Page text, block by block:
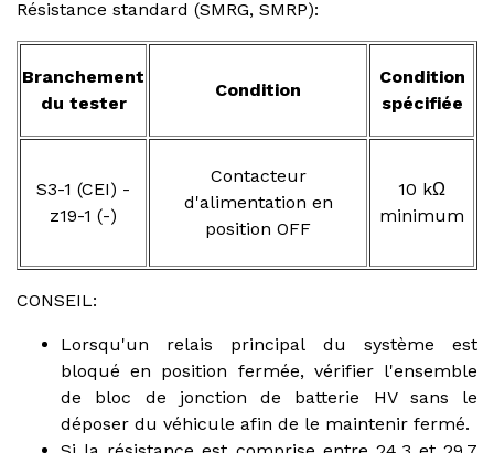
Résistance standard (SMRG, SMRP):
Branchement
du tester
Condition
Condition
spécifiée
S3-1 (CEI) -
z19-1 (-)
Contacteur
d'alimentation en
position OFF
10 kΩ
minimum
CONSEIL:
Lorsqu'un relais principal du système est
bloqué en position fermée, vérifier l'ensemble
de bloc de jonction de batterie HV sans le
déposer du véhicule afin de le maintenir fermé.